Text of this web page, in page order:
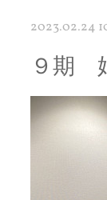
2023.02.24
９期